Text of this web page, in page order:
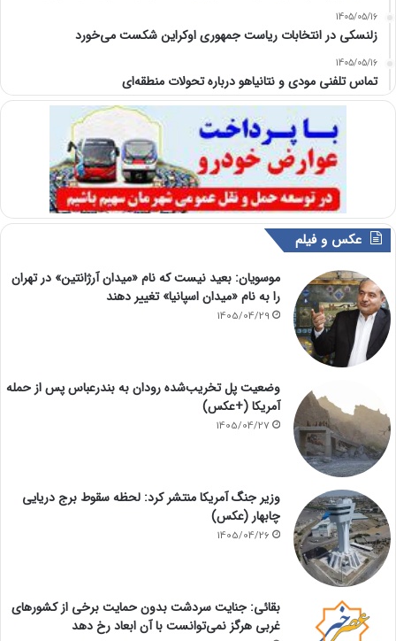
1405/05/16
زلنسکی در انتخابات ریاست جمهوری اوکراین شکست می‌خورد
1405/05/16
تماس تلفنی مودی و نتانیاهو درباره تحولات منطقه‌ای
عکس و فیلم
موسویان: بعید نیست که نام «میدان آرژانتین» در تهران
را به نام «میدان اسپانیا» تغییر دهند
1405/04/29
وضعیت پل تخریب‌شده رودان به بندرعباس پس از حمله
آمریکا (+عکس)
1405/04/27
وزیر جنگ آمریکا منتشر کرد: لحظه سقوط برج دریایی
چابهار (عکس)
1405/04/26
بقائی: جنایت سردشت بدون حمایت برخی از کشورهای
غربی هرگز نمی‌توانست با آن ابعاد رخ دهد